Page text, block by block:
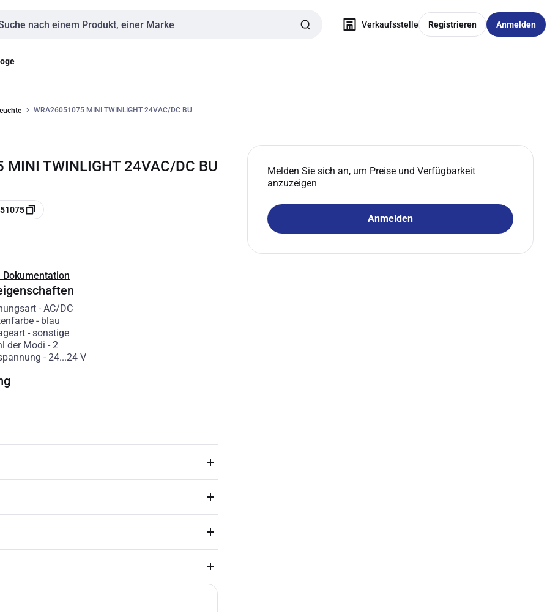
Verkaufsstelle Registrieren Anmelden
WRA26051075 MINI TWINLIGHT 24VAC/DC BU
TWINLIGHT 24VAC/DC BU
Melden Sie sich an, um Preise und Verfügbarkeit
anzuzeigen
Anmelden
Dokumentation
- AC/DC
- blau
- sonstige
der Modi - 2
- 24...24 V